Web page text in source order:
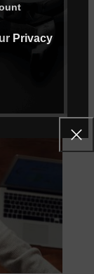
Privacy